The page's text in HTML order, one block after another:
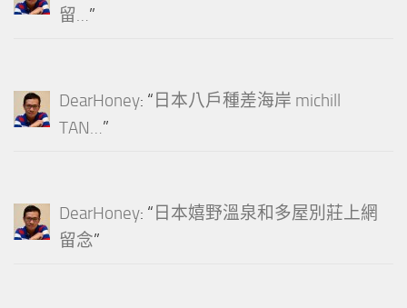
留…”
DearHoney: “ 日本八戶種差海岸 michill
TAN…”
DearHoney: “ 日本嬉野溫泉和多屋別莊上網
留念”